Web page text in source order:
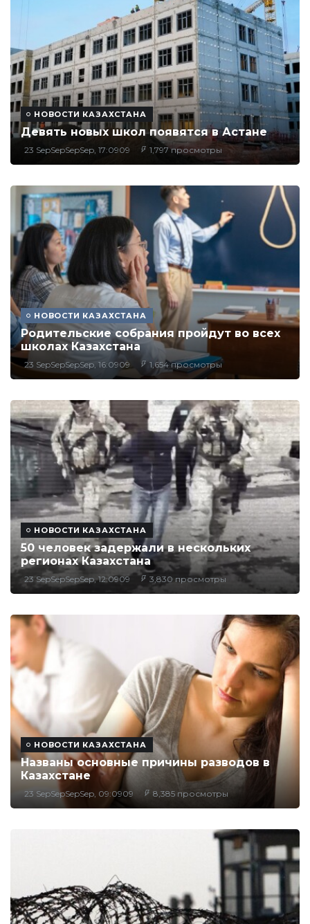
НОВОСТИ КАЗАХСТАНА
Девять новых школ появятся в Астане
23 SepSepSepSep, 17:0909 1,797 просмотры
НОВОСТИ КАЗАХСТАНА
Родительские собрания пройдут во всех
школах Казахстана
23 SepSepSepSep, 16:0909 1,654 просмотры
НОВОСТИ КАЗАХСТАНА
50 человек задержали в нескольких
регионах Казахстана
23 SepSepSepSep, 12:0909 3,830 просмотры
НОВОСТИ КАЗАХСТАНА
Названы основные причины разводов в
Казахстане
23 SepSepSepSep, 09:0909 8,385 просмотры